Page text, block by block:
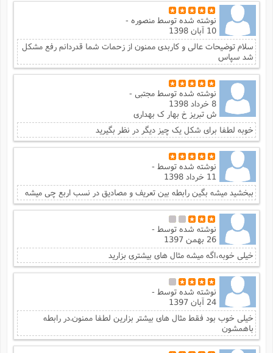
نوشته شده توسطمنصوره -
10 آبان 1398
سلام توضیحات عالی و کاربدی ممنون از زحمات شما قدردانم رفع مشکل
شد سپاس
نوشته شده توسطمجتبی -
8 خرداد 1398
ش تبریز خ بهار ک بهداری
خوبه لطفا برای شکل یک چیز دیگر در نظر بگیرید
نوشته شده توسط-
11 خرداد 1398
ببخشید میشه بگین رابطه بین تعریف و مصادیق در نسب اربع چی میشه
نوشته شده توسط-
26 بهمن 1397
خیلی خوبه،اگه میشه مثال های بیشتری بزارید
نوشته شده توسط-
24 آبان 1397
خیلی خوب بود فقط مثال های بیشتر بزارین لطفا ممنون.در رابطه
باهمشون